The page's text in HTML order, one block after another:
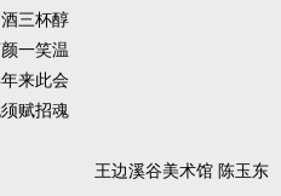
三杯醇
一笑温
来此会
赋招魂
王边溪谷美术馆 陈玉东